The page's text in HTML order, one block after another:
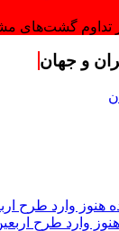
گشت‌های
و جهان
.: با